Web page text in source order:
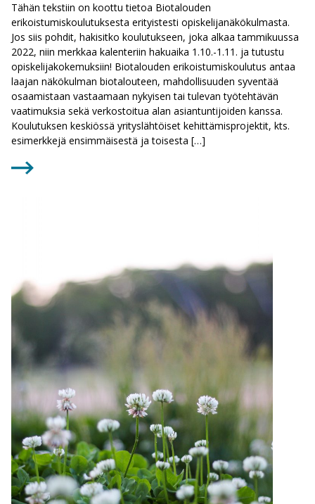
Tähän tekstiin on koottu tietoa Biotalouden
erikoistumiskoulutuksesta erityistesti opiskelijanäkökulmasta.
Jos siis pohdit, hakisitko koulutukseen, joka alkaa tammikuussa
2022, niin merkkaa kalenteriin hakuaika 1.10.-1.11. ja tutustu
opiskelijakokemuksiin! Biotalouden erikoistumiskoulutus antaa
laajan näkökulman biotalouteen, mahdollisuuden syventää
osaamistaan vastaamaan nykyisen tai tulevan työtehtävän
vaatimuksia sekä verkostoitua alan asiantuntijoiden kanssa.
Koulutuksen keskiössä yrityslähtöiset kehittämisprojektit, kts.
esimerkkejä ensimmäisestä ja toisesta […]